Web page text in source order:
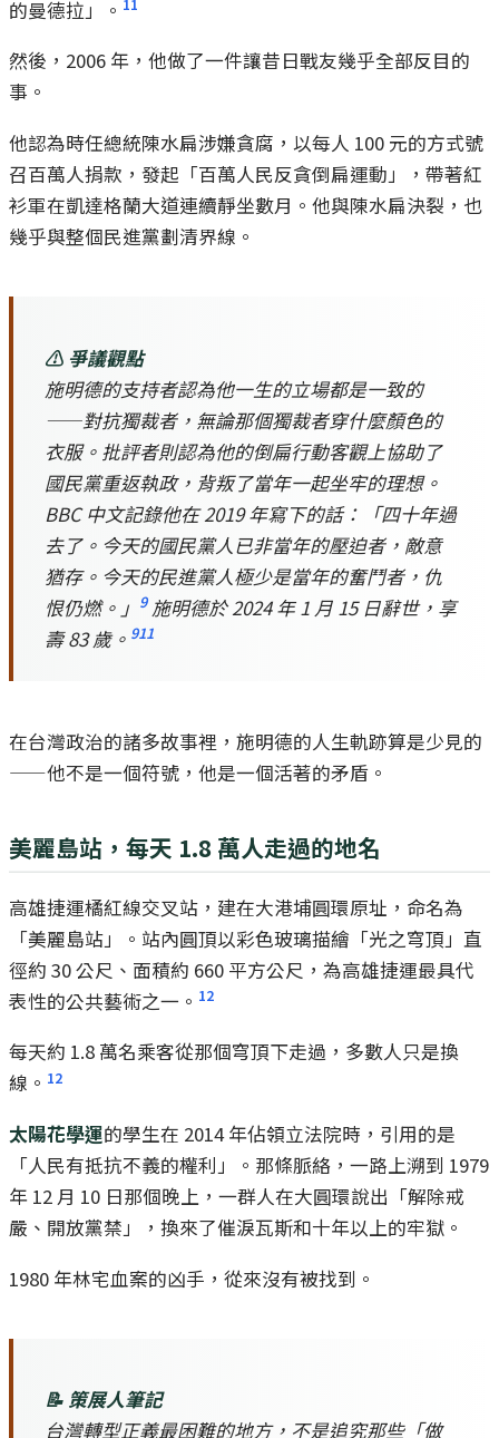
的曼德拉」。
然後，2006 年，他做了一件讓昔日戰友幾乎全部反目的
事。
他認為時任總統陳水扁涉嫌貪腐，以每人 100 元的方式號
召百萬人捐款，發起「百萬人民反貪倒扁運動」，帶著紅
衫軍在凱達格蘭大道連續靜坐數月。他與陳水扁決裂，也
幾乎與整個民進黨劃清界線。
⚠️ 爭議觀點
施明德的支持者認為他一生的立場都是一致的
——對抗獨裁者，無論那個獨裁者穿什麼顏色的
衣服。批評者則認為他的倒扁行動客觀上協助了
國民黨重返執政，背叛了當年一起坐牢的理想。
BBC 中文記錄他在 2019 年寫下的話：「四十年過
去了。今天的國民黨人已非當年的壓迫者，敵意
猶存。今天的民進黨人極少是當年的奮鬥者，仇
恨仍燃。」 9施明德於 2024 年 1 月 15 日辭世，享
壽 83 歲。 911
在台灣政治的諸多故事裡，施明德的人生軌跡算是少見的
——他不是一個符號，他是一個活著的矛盾。
美麗島站，每天 1.8 萬人走過的地名
高雄捷運橘紅線交叉站，建在大港埔圓環原址，命名為
「美麗島站」。站內圓頂以彩色玻璃描繪「光之穹頂」直
徑約 30 公尺、面積約 660 平方公尺，為高雄捷運最具代
表性的公共藝術之一。 12
每天約 1.8 萬名乘客從那個穹頂下走過，多數人只是換
線。 12
太陽花學運的學生在 2014 年佔領立法院時，引用的是
「人民有抵抗不義的權利」。那條脈絡，一路上溯到 1979
年 12 月 10 日那個晚上，一群人在大圓環說出「解除戒
嚴、開放黨禁」，換來了催淚瓦斯和十年以上的牢獄。
1980 年林宅血案的凶手，從來沒有被找到。
📝 策展人筆記
台灣轉型正義最困難的地方，不是追究那些「做